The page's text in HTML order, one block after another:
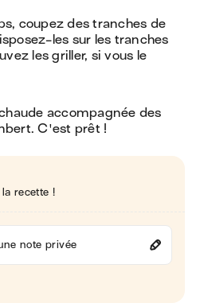
coupez des tranches de
les sur les tranches
les griller, si vous le
accompagnée des
C'est prêt !
recette !
note privée